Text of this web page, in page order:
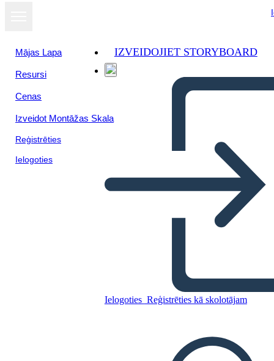
Mājas Lapa
Resursi
Cenas
Izveidot Montāžas Skala
Reģistrēties
Ielogoties
IZVEIDOJIET STORYBOARD
Ielogoties Reģistrēties kā skolotājam
Industriale
IZVEIDOT STĀSTU SHĒMU